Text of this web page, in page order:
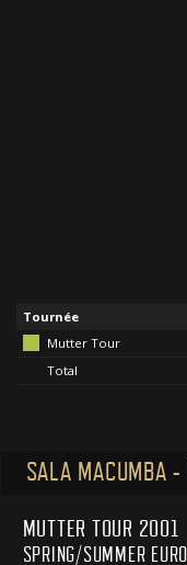
Tournée
Mutter Tour
Total
SALA MACUMBA -
MUTTER TOUR 2001
SPRING/SUMMER